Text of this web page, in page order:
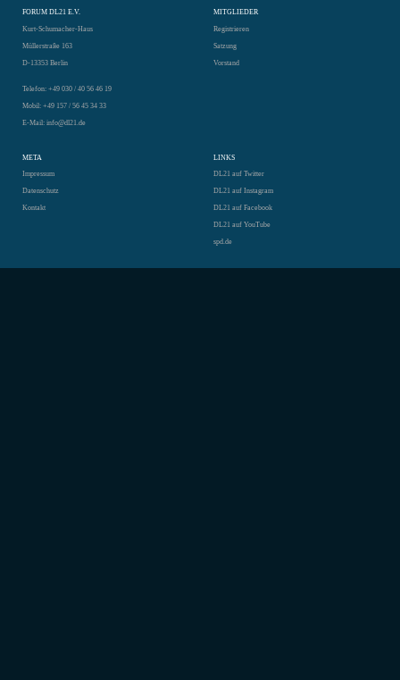
FORUM DL21 E.V.
Kurt-Schumacher-Haus
Müllerstraße 163
D-13353 Berlin
Telefon: +49 030 / 40 56 46 19
Mobil: +49 157 / 56 45 34 33
E-Mail: info@dl21.de
MITGLIEDER
Registrieren
Satzung
Vorstand
META
Impressum
Datenschutz
Kontakt
LINKS
DL21 auf Twitter
DL21 auf Instagram
DL21 auf Facebook
DL21 auf YouTube
spd.de